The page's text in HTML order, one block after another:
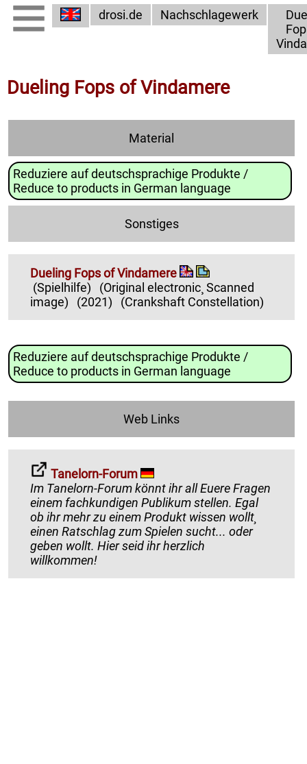
drosi.de Nachschlagewerk
Dueling Fops of Vindamere
Material
Reduziere auf deutschsprachige Produkte /
Reduce to products in German language
Sonstiges
Dueling Fops of Vindamere
(Spielhilfe)
(Original electronic¸ Scanned
image)
(2021) (Crankshaft Constellation)
Reduziere auf deutschsprachige Produkte /
Reduce to products in German language
Web Links
Tanelorn-Forum
Im Tanelorn-Forum könnt ihr all Euere Fragen
einem fachkundigen Publikum stellen. Egal
ob ihr mehr zu einem Produkt wissen wollt¸
einen Ratschlag zum Spielen sucht... oder
geben wollt. Hier seid ihr herzlich
willkommen!